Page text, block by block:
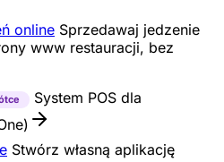
online Sprzedawaj jedzenie
www restauracji, bez
System POS dla
Stwórz własną aplikację